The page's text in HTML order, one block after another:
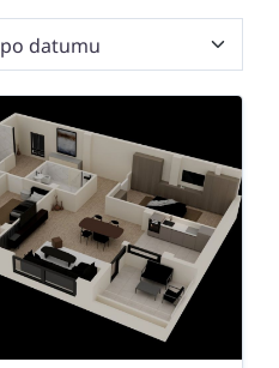
po datumu